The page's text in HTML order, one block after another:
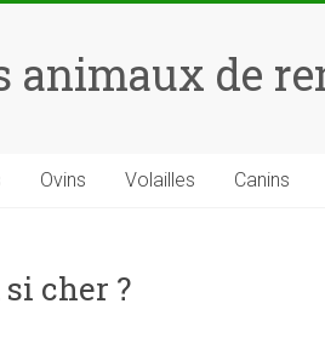
animaux de
Ovins Volailles Canins
cher ?